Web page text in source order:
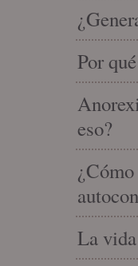
Por
eso?
La